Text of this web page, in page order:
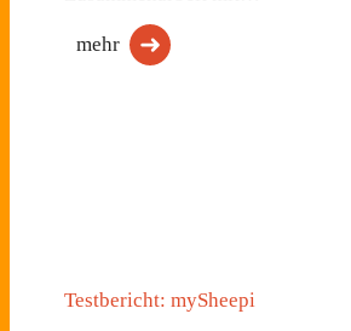
mehr
Testbericht: mySheepi